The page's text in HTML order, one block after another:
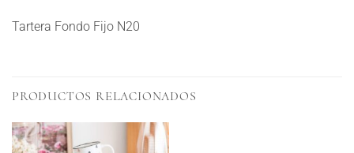
Tartera Fondo Fijo N20
PRODUCTOS RELACIONADOS